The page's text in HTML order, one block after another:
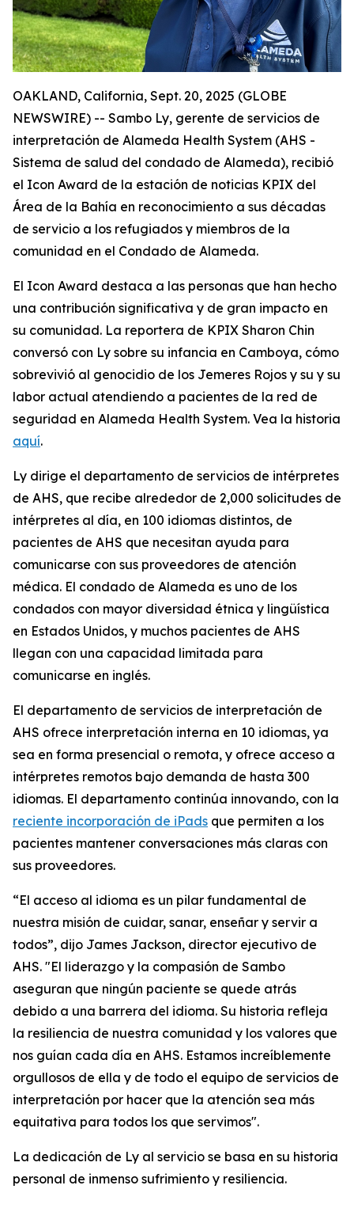
OAKLAND, California, Sept. 20, 2025 (GLOBE
NEWSWIRE) -- Sambo Ly, gerente de servicios de
interpretación de Alameda Health System (AHS -
Sistema de salud del condado de Alameda), recibió
el Icon Award de la estación de noticias KPIX del
Área de la Bahía en reconocimiento a sus décadas
de servicio a los refugiados y miembros de la
comunidad en el Condado de Alameda.
El Icon Award destaca a las personas que han hecho
una contribución significativa y de gran impacto en
su comunidad. La reportera de KPIX Sharon Chin
conversó con Ly sobre su infancia en Camboya, cómo
sobrevivió al genocidio de los Jemeres Rojos y su y su
labor actual atendiendo a pacientes de la red de
seguridad en Alameda Health System. Vea la historia
aquí.
Ly dirige el departamento de servicios de intérpretes
de AHS, que recibe alrededor de 2,000 solicitudes de
intérpretes al día, en 100 idiomas distintos, de
pacientes de AHS que necesitan ayuda para
comunicarse con sus proveedores de atención
médica. El condado de Alameda es uno de los
condados con mayor diversidad étnica y lingüística
en Estados Unidos, y muchos pacientes de AHS
llegan con una capacidad limitada para
comunicarse en inglés.
El departamento de servicios de interpretación de
AHS ofrece interpretación interna en 10 idiomas, ya
sea en forma presencial o remota, y ofrece acceso a
intérpretes remotos bajo demanda de hasta 300
idiomas. El departamento continúa innovando, con la
reciente incorporación de iPads que permiten a los
pacientes mantener conversaciones más claras con
sus proveedores.
“El acceso al idioma es un pilar fundamental de
nuestra misión de cuidar, sanar, enseñar y servir a
todos”, dijo James Jackson, director ejecutivo de
AHS. "El liderazgo y la compasión de Sambo
aseguran que ningún paciente se quede atrás
debido a una barrera del idioma. Su historia refleja
la resiliencia de nuestra comunidad y los valores que
nos guían cada día en AHS. Estamos increíblemente
orgullosos de ella y de todo el equipo de servicios de
interpretación por hacer que la atención sea más
equitativa para todos los que servimos".
La dedicación de Ly al servicio se basa en su historia
personal de inmenso sufrimiento y resiliencia.